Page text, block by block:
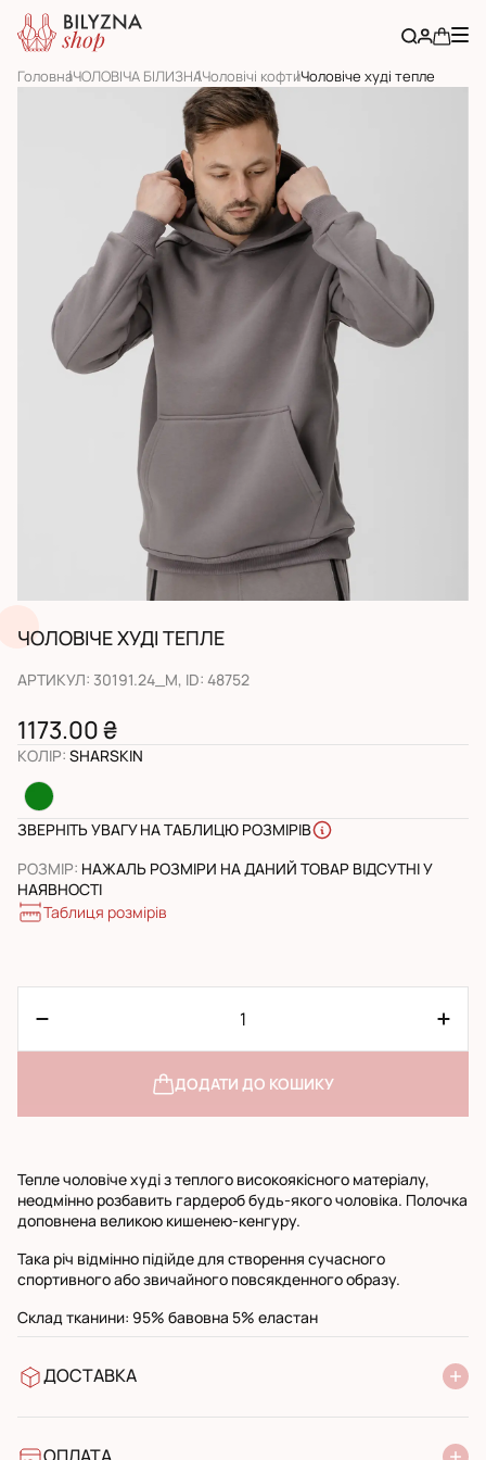
ГоловнаЧОЛОВІЧА БІЛИЗНАЧоловічі кофтиЧоловіче худі тепле
ЧОЛОВІЧЕ ХУДІ ТЕПЛЕ
АРТИКУЛ: 30191.24_M, ID: 48752
1173.00 ₴
КОЛІР: SHARSKIN
ЗВЕРНІТЬ УВАГУ НА ТАБЛИЦЮ РОЗМІРІВ
РОЗМІР: НАЖАЛЬ РОЗМІРИ НА ДАНИЙ ТОВАР ВІДСУТНІ У
НАЯВНОСТІ
Таблиця розмірів
ДОДАТИ ДО КОШИКУ
Тепле чоловіче худі з теплого високоякісного матеріалу,
неодмінно розбавить гардероб будь-якого чоловіка. Полочка
доповнена великою кишенею-кенгуру.
Така річ відмінно підійде для створення сучасного
спортивного або звичайного повсякденного образу.
Склад тканини: 95% бавовна 5% еластан
ДОСТАВКА
УкрПошта стандарт